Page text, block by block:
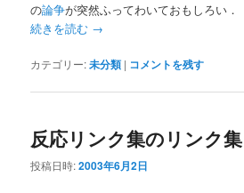
の論争が突然ふってわいておもしろい．
続きを読む →
カテゴリー:未分類 | コメントを残す
反応リンク集のリンク集
投稿日時:2003年6月2日